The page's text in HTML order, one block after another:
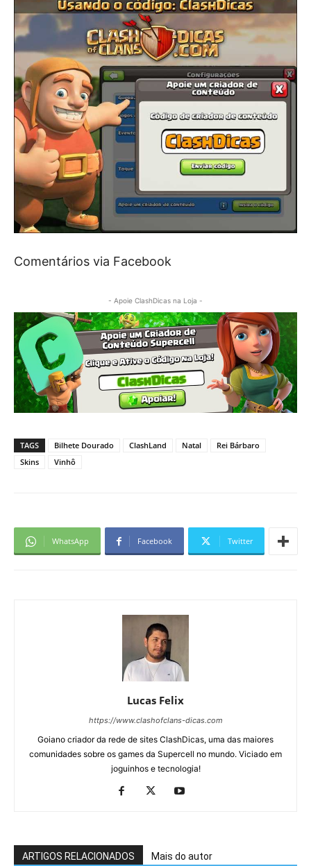
Comentários via Facebook
- Apoie ClashDicas na Loja -
TAGS Bilhete Dourado ClashLand Natal
Rei Bárbaro
Skins
Vinhô
WhatsApp Facebook Twitter
Lucas Felix
https://www.clashofclans-dicas.com
Goiano criador da rede de sites ClashDicas, uma das maiores
comunidades sobre os games da Supercell no mundo. Viciado em
joguinhos e tecnologia!
ARTIGOS RELACIONADOS Mais do autor